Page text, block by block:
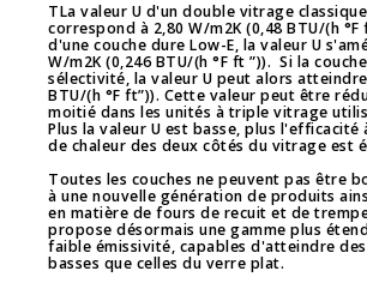
TLa valeur U d'un double vitrage
correspond à 2,80 W/m2K (0,48 BTU/(h
d'une couche dure Low-E, la valeur U
W/m2K (0,246 BTU/(h °F ft ”)). Si la
sélectivité, la valeur U peut alors atteindre
BTU/(h °F ft”)). Cette valeur peut être
moitié dans les unités à triple vitrage
Plus la valeur U est basse, plus l'efficacité
de chaleur des deux côtés du vitrage est
Toutes les couches ne peuvent pas être
à une nouvelle génération de produits
en matière de fours de recuit et de
propose désormais une gamme plus
faible émissivité, capables d'atteindre
basses que celles du verre plat.